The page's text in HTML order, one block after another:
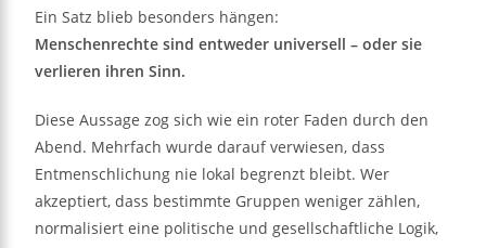
Ein Satz blieb besonders hängen:
Menschenrechte sind entweder universell – oder sie
verlieren ihren Sinn.
Diese Aussage zog sich wie ein roter Faden durch den
Abend. Mehrfach wurde darauf verwiesen, dass
Entmenschlichung nie lokal begrenzt bleibt. Wer
akzeptiert, dass bestimmte Gruppen weniger zählen,
normalisiert eine politische und gesellschaftliche Logik,